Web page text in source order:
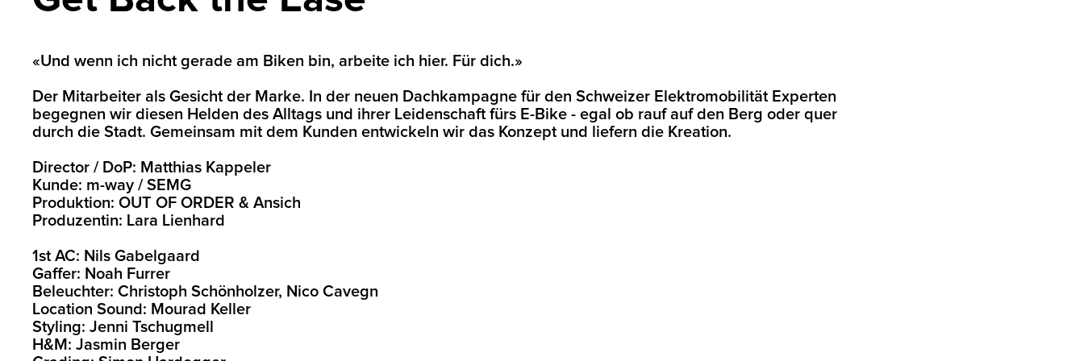
«Und wenn ich nicht gerade am Biken bin, arbeite ich hier. Für dich.»
Der Mitarbeiter als Gesicht der Marke. In der neuen Dachkampagne für den Schweizer Elektromobilität Experten
begegnen wir diesen Helden des Alltags und ihrer Leidenschaft fürs E-Bike - egal ob rauf auf den Berg oder quer
durch die Stadt. Gemeinsam mit dem Kunden entwickeln wir das Konzept und liefern die Kreation.
Director / DoP: Matthias Kappeler
Kunde: m-way / SEMG
Produktion: OUT OF ORDER & Ansich
Produzentin: Lara Lienhard
1st AC: Nils Gabelgaard
Gaffer: Noah Furrer
Beleuchter: Christoph Schönholzer, Nico Cavegn
Location Sound: Mourad Keller
Styling: Jenni Tschugmell
H&M: Jasmin Berger